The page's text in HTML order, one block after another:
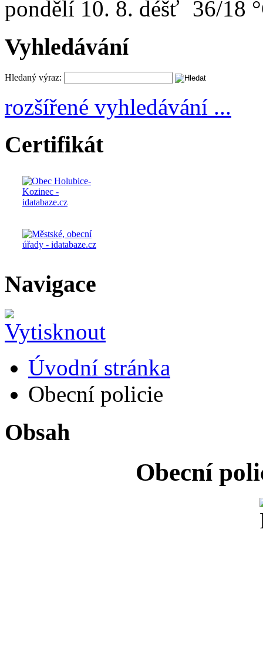
pondělí 10. 8. 36/18
Vyhledávání
Hledaný výraz:
rozšířené vyhledávání ...
Certifikát
Navigace
Úvodní stránka
Obecní policie
Obsah
Obecní